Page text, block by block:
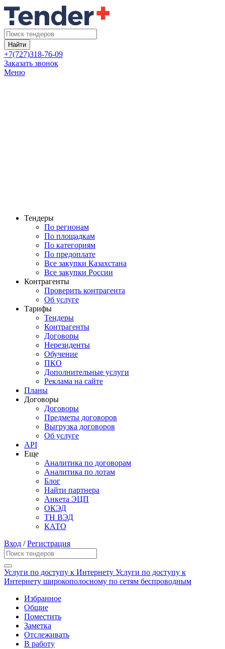
Найти
+7(727)318-76-09
Заказать звонок
Меню
Тендеры
По регионам
По площадкам
По категориям
По предоплате
Все закупки Казахстана
Все закупки России
Контрагенты
Проверить контрагента
Об услуге
Тарифы
Тендеры
Контрагенты
Договоры
Нерезиденты
Обучение
ПКО
Дополнительные услуги
Реклама на сайте
Планы
Договоры
Договоры
Предметы договоров
Выгрузка договоров
Об услуге
API
Еще
Аналитика по договорам
Аналитика по лотам
Блог
Найти партнера
Анкета ЭЦП
ОКЭД
ТН ВЭД
КАТО
Вход /Регистрация
Услуги по доступу к Интернету Услуги по доступу к
Интернету широкополосному по сетям беспроводным
Избранное
Общие
Поместить
Заметка
Отслеживать
В работу